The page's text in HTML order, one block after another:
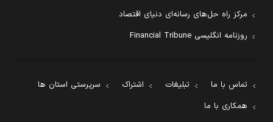
مرکز راه حل‌های رسانه‌ای دنیای اقتصاد
روزنامه انگلیسی Financial Tribune
تماس با ما تبلیغات اشتراک
سرپرستی استان ها
همکاری با ما